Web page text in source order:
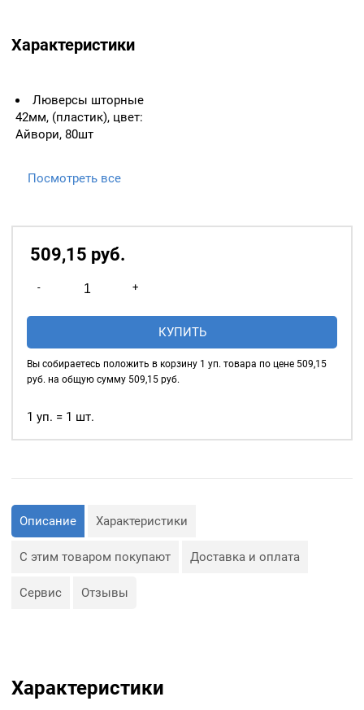
Характеристики
Люверсы шторные
42мм, (пластик), цвет:
Айвори, 80шт
Посмотреть все
509,15 руб.
-
товара
Люверсы
(пластик),
Айвори,
+
КУПИТЬ
Вы собираетесь положить в корзину 1 уп. товара по цене 509,15
руб. на общую сумму 509,15руб.
1 уп. = 1 шт.
Описание Характеристики
С этим товаром покупают Доставка и оплата
Сервис Отзывы
Характеристики